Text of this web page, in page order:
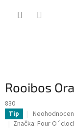
Rooibos
830
Tip
Průměrné
hodnocení
Značka: Four